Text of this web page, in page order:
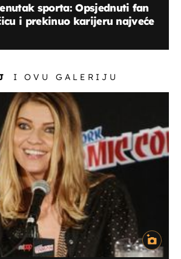
sporta: Opsjednuti fan
i prekinuo karijeru najveće
I OVU GALERIJU